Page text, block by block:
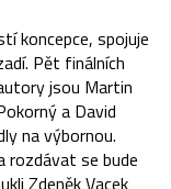
koncepce, spojuje
Pět finálních
jsou Martin
a David
na výbornou.
rozdávat se bude
Zdeněk Vacek